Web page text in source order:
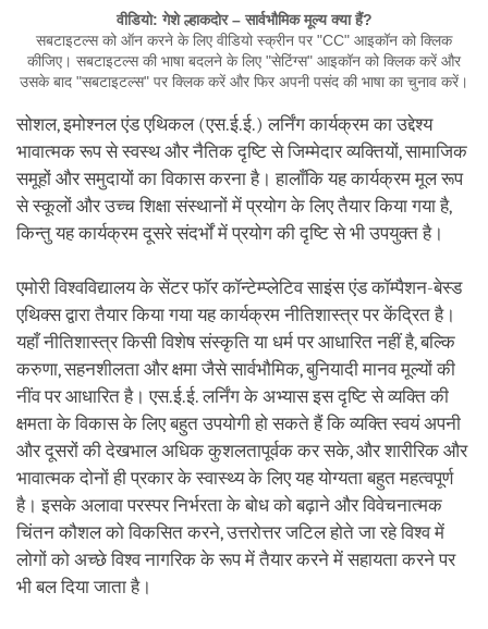
वीडियो: गेशे ल्हाकदोर – सार्वभौमिक मूल्य क्या हैं?
सबटाइटल्स को ऑन करने के लिए वीडियो स्क्रीन पर "CC" आइकॉन को क्लिक
कीजिए। सबटाइटल्स की भाषा बदलने के लिए "सेटिंग्स" आइकॉन को क्लिक करें और
उसके बाद "सबटाइटल्स" पर क्लिक करें और फिर अपनी पसंद की भाषा का चुनाव करें।
सोशल, इमोश्नल एंड एथिकल (एस.ई.ई.) लर्निंग कार्यक्रम का उद्देश्य
भावात्मक रूप से स्वस्थ और नैतिक दृष्टि से जिम्मेदार व्यक्तियों, सामाजिक
समूहों और समुदायों का विकास करना है। हालाँकि यह कार्यक्रम मूल रूप
से स्कूलों और उच्च शिक्षा संस्थानों में प्रयोग के लिए तैयार किया गया है,
किन्तु यह कार्यक्रम दूसरे संदर्भों में प्रयोग की दृष्टि से भी उपयुक्त है।
एमोरी विश्वविद्यालय के सेंटर फॉर कॉन्टेम्प्लेटिव साइंस एंड कॉम्पैशन-बेस्ड
एथिक्स द्वारा तैयार किया गया यह कार्यक्रम नीतिशास्त्र पर केंद्रित है।
यहाँ नीतिशास्त्र किसी विशेष संस्कृति या धर्म पर आधारित नहीं है, बल्कि
करुणा, सहनशीलता और क्षमा जैसे सार्वभौमिक, बुनियादी मानव मूल्यों की
नींव पर आधारित है। एस.ई.ई. लर्निंग के अभ्यास इस दृष्टि से व्यक्ति की
क्षमता के विकास के लिए बहुत उपयोगी हो सकते हैं कि व्यक्ति स्वयं अपनी
और दूसरों की देखभाल अधिक कुशलतापूर्वक कर सके, और शारीरिक और
भावात्मक दोनों ही प्रकार के स्वास्थ्य के लिए यह योग्यता बहुत महत्वपूर्ण
है। इसके अलावा परस्पर निर्भरता के बोध को बढ़ाने और विवेचनात्मक
चिंतन कौशल को विकसित करने, उत्तरोत्तर जटिल होते जा रहे विश्व में
लोगों को अच्छे विश्व नागरिक के रूप में तैयार करने में सहायता करने पर
भी बल दिया जाता है।